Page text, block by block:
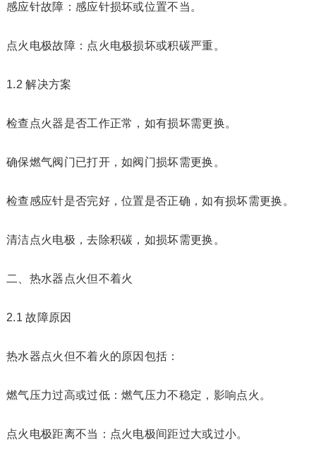
感应针故障：感应针损坏或位置不当。
点火电极故障：点火电极损坏或积碳严重。
1.2 解决方案
检查点火器是否工作正常，如有损坏需更换。
确保燃气阀门已打开，如阀门损坏需更换。
检查感应针是否完好，位置是否正确，如有损坏需更换。
清洁点火电极，去除积碳，如损坏需更换。
二、热水器点火但不着火
2.1 故障原因
热水器点火但不着火的原因包括：
燃气压力过高或过低：燃气压力不稳定，影响点火。
点火电极距离不当：点火电极间距过大或过小。